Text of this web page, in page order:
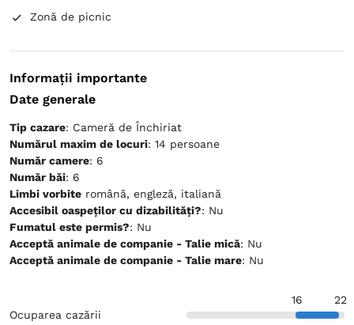
Zonă de picnic
Informații importante
Date generale
Tip cazare: Cameră de Închiriat
Numărul maxim de locuri: 14 persoane
Număr camere: 6
Număr băi: 6
Limbi vorbite română, engleză, italiană
Accesibil oaspeților cu dizabilități?
: Nu
Fumatul este permis?
: Nu
Acceptă animale de companie - Talie mică
: Nu
Acceptă animale de companie - Talie mare
: Nu
Ocuparea cazării
16 22